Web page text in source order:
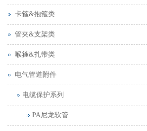
卡箍&抱箍类
管夹&支架类
喉箍&扎带类
电气管道附件
电缆保护系列
PA尼龙软管